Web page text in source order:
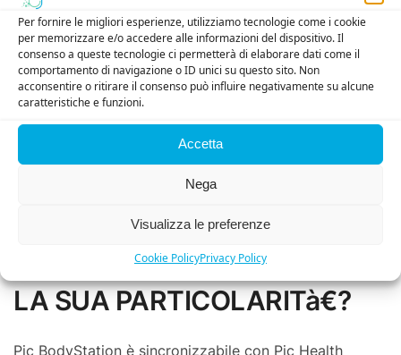
Per fornire le migliori esperienze, utilizziamo tecnologie come i cookie
per memorizzare e/o accedere alle informazioni del dispositivo. Il
consenso a queste tecnologie ci permetterà di elaborare dati come il
comportamento di navigazione o ID unici su questo sito. Non
acconsentire o ritirare il consenso può influire negativamente su alcune
caratteristiche e funzioni.
Accetta
Nega
Visualizza le preferenze
Cookie PolicyPrivacy Policy
Percentuale di idratazione
Peso delle ossa
Grazie ai led colorati, ti basta un colpo d’occhio per
visualizzare immediatamente se il tuo peso è
aumentato, diminuito o rimasto stabile. In più, Pic
BodyStation è una bilancia per tutta la famiglia,
capace di riconoscere automaticamente fino a 8
* I valori di Metabolismo Basale e BMI sono visualizzati
sull’App Pic Health Station.
LA SUA PARTICOLARITà€?
Pic BodyStation è sincronizzabile con Pic Health